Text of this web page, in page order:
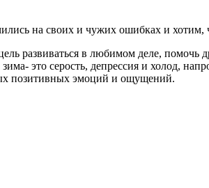
на своих и чужих ошибках и
развиваться в любимом деле, помочь
это серость, депрессия и холод,
позитивных эмоций и ощущений.